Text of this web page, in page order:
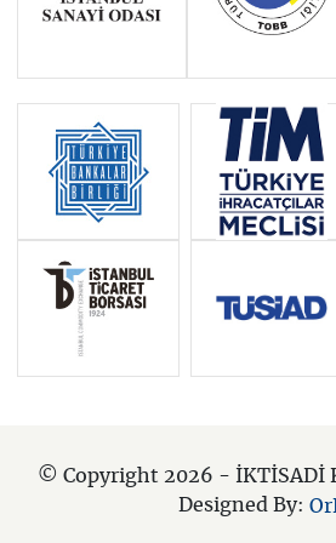
© Copyright 2026 - İKTİSADİ
Designed By: